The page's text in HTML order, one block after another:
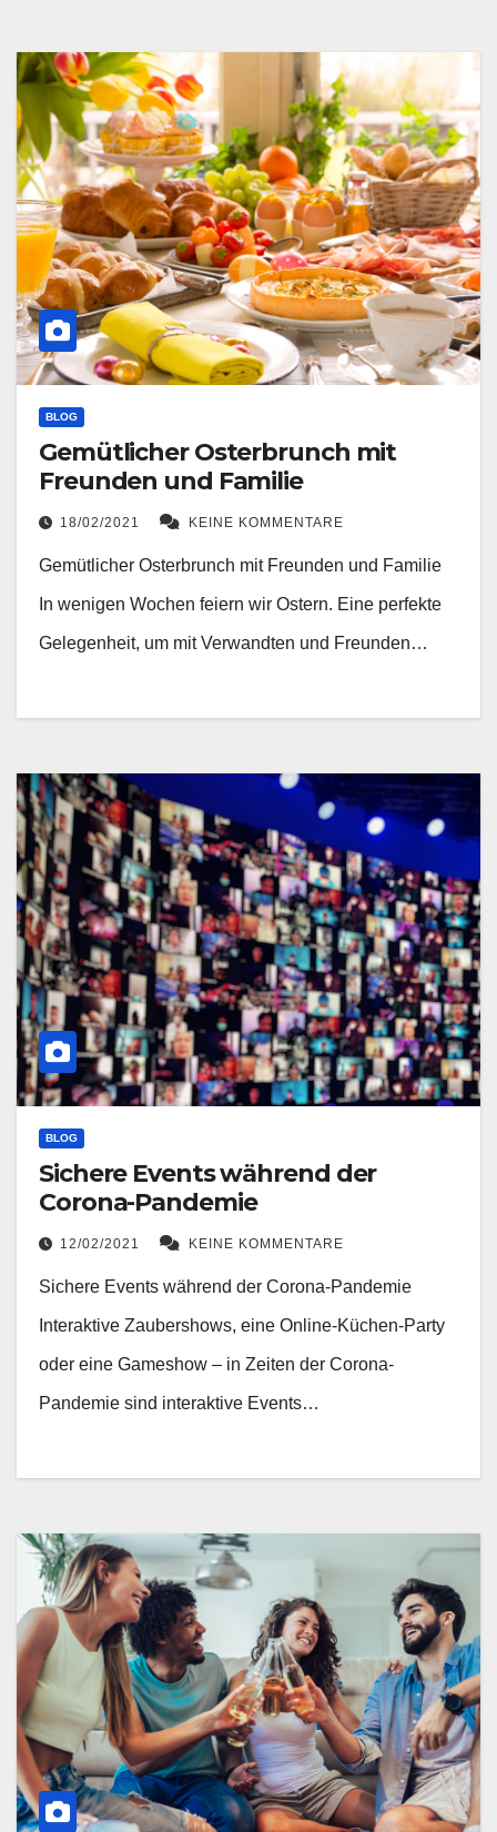
BLOG
Gemütlicher Osterbrunch mit
Freunden und Familie
18/02/2021 KEINE KOMMENTARE
Gemütlicher Osterbrunch mit Freunden und Familie
In wenigen Wochen feiern wir Ostern. Eine perfekte
Gelegenheit, um mit Verwandten und Freunden…
BLOG
Sichere Events während der
Corona-Pandemie
12/02/2021 KEINE KOMMENTARE
Sichere Events während der Corona-Pandemie
Interaktive Zaubershows, eine Online-Küchen-Party
oder eine Gameshow – in Zeiten der Corona-
Pandemie sind interaktive Events…